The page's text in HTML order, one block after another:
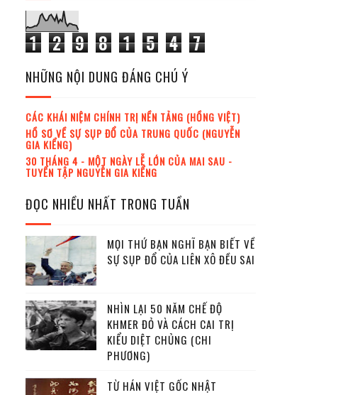
1 2 9 8 1 5 4 7
NHỮNG NỘI DUNG ĐÁNG CHÚ Ý
CÁC KHÁI NIỆM CHÍNH TRỊ NỀN TẢNG (HỒNG VIỆT)
HỒ SƠ VỀ SỰ SỤP ĐỔ CỦA TRUNG QUỐC (NGUYỄN
GIA KIỂNG)
30 THÁNG 4 - MỘT NGÀY LỄ LỚN CỦA MAI SAU -
TUYỂN TẬP NGUYỄN GIA KIỂNG
ĐỌC NHIỀU NHẤT TRONG TUẦN
MỌI THỨ BẠN NGHĨ BẠN BIẾT VỀ
SỰ SỤP ĐỔ CỦA LIÊN XÔ ĐỀU SAI
NHÌN LẠI 50 NĂM CHẾ ĐỘ
KHMER ĐỎ VÀ CÁCH CAI TRỊ
KIỂU DIỆT CHỦNG (CHI
PHƯƠNG)
TỪ HÁN VIỆT GỐC NHẬT